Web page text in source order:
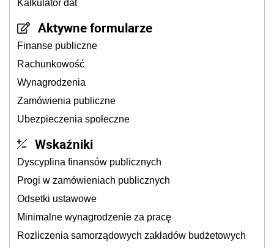
Kalkulator dat
Aktywne formularze
Finanse publiczne
Rachunkowość
Wynagrodzenia
Zamówienia publiczne
Ubezpieczenia społeczne
Wskaźniki
Dyscyplina finansów publicznych
Progi w zamówieniach publicznych
Odsetki ustawowe
Minimalne wynagrodzenie za pracę
Rozliczenia samorządowych zakładów budżetowych